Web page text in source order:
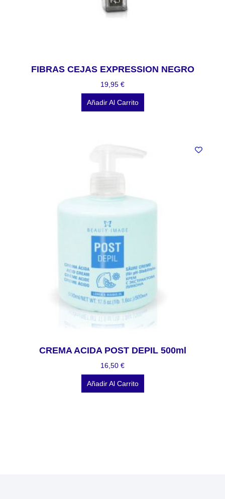
FIBRAS CEJAS EXPRESSION NEGRO
19,95 €
Añadir Al Carrito
CREMA ACIDA POST DEPIL 500ml
16,50 €
Añadir Al Carrito